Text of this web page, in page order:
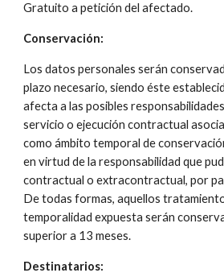
Gratuito a petición del afectado.
Conservación:
Los datos personales serán
plazo necesario, siendo éste
afecta a las posibles
servicio o ejecución contractual
como ámbito temporal de
en virtud de la responsabilidad que
contractual o extracontractual, por
De todas formas, aquellos
temporalidad expuesta serán
superior a 13 meses.
Destinatarios: